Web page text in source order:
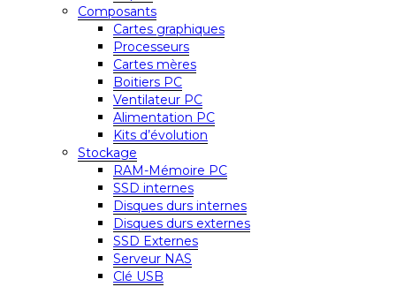
Composants
Cartes graphiques
Processeurs
Cartes mères
Boitiers PC
Ventilateur PC
Alimentation PC
Kits d’évolution
Stockage
RAM-Mémoire PC
SSD internes
Disques durs internes
Disques durs externes
SSD Externes
Serveur NAS
Clé USB